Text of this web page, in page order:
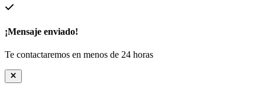
¡Mensaje enviado!
Te contactaremos en menos de 24 horas